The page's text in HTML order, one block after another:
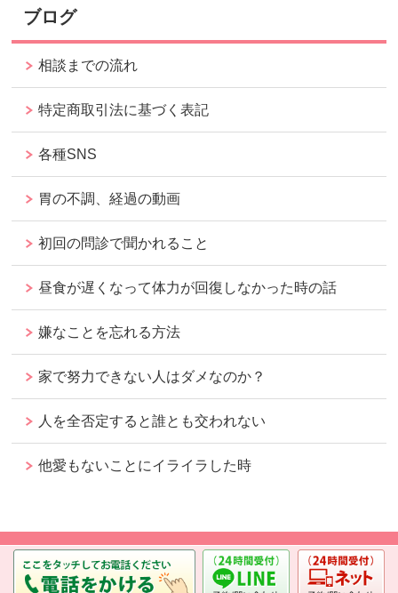
ブログ
相談までの流れ
特定商取引法に基づく表記
各種SNS
胃の不調、経過の動画
初回の問診で聞かれること
昼食が遅くなって体力が回復しなかった時の話
嫌なことを忘れる方法
家で努力できない人はダメなのか？
人を全否定すると誰とも交われない
他愛もないことにイライラした時